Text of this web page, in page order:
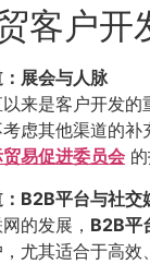
客户开
展会与人脉
来是客户开发
虑其他渠道的补
易促进委员会
B2B平台与社交
的发展， B2B平
尤其适合于高效